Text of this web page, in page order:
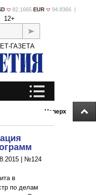
Наверх
82.1665 EUR
94.8366 |
12+
ГАЗЕТА
№124
в
по делам